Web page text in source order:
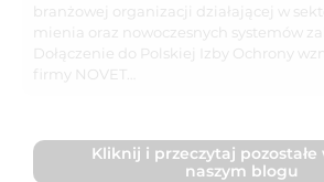
branżowej organizacji działającej w
mienia oraz nowoczesnych systemów
Dołączenie do Polskiej Izby Ochrony
firmy NOVET…
Kliknij i przeczytaj pozostałe
naszym blogu